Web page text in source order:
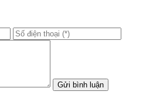
Gửi bình luận